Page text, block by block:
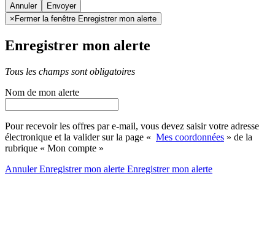
Annuler
× Fermer la fenêtre Enregistrer mon alerte
Enregistrer mon alerte
Tous les champs sont obligatoires
Nom de mon alerte
Pour recevoir les offres par e-mail, vous devez saisir votre adresse
électronique et la valider sur la page « Mes coordonnées » de la
rubrique « Mon compte »
AnnulerEnregistrer mon alerte Enregistrermon alerte